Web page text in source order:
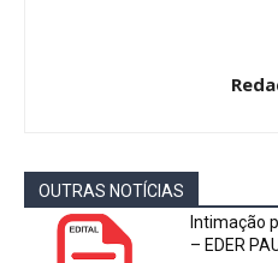
OUTRAS NOTÍCIAS
Intimação
– EDER